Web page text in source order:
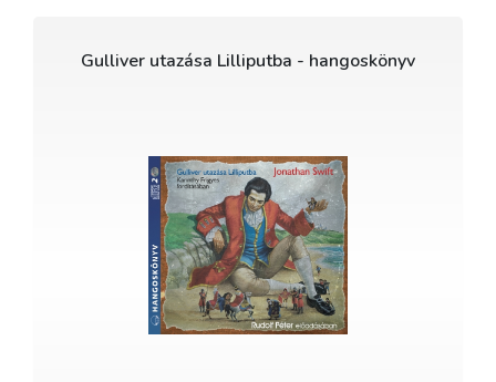
Gulliver utazása Lilliputba - hangoskönyv